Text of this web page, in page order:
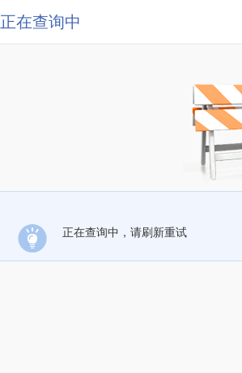
正在查询中
正在查询中，请刷新重试